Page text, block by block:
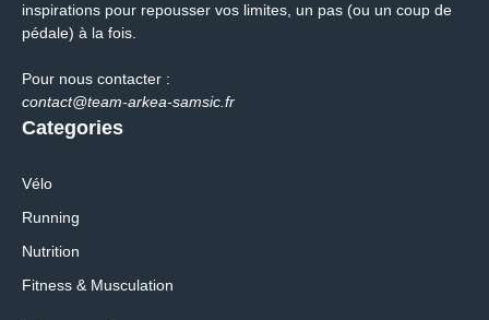
inspirations pour repousser vos limites, un pas (ou un coup de
pédale) à la fois.
Pour nous contacter :
contact@team-arkea-samsic.fr
Categories
Vélo
Running
Nutrition
Fitness & Musculation